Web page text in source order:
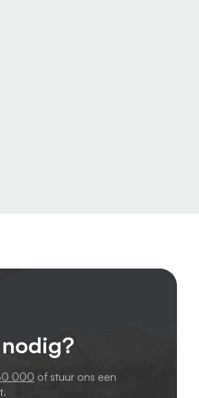
000 of stuur ons een